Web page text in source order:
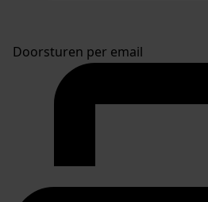
Doorsturen per email